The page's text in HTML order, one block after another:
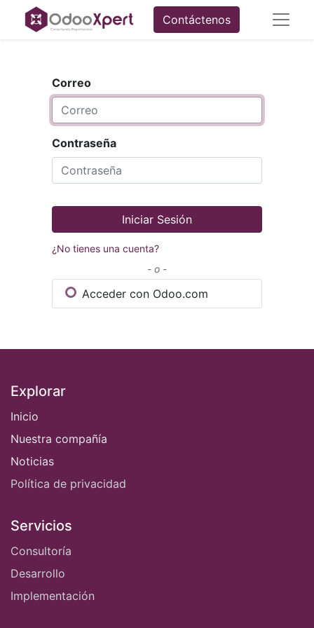
Contáctenos
Correo
Contraseña
Iniciar Sesión
¿No tienes una cuenta?
- o -
Acceder con Odoo.com
Explorar
Inicio
Nuestra compañía
Noticias
Política de privacidad
Servicios
Consultoría
Desarrollo
Implementación